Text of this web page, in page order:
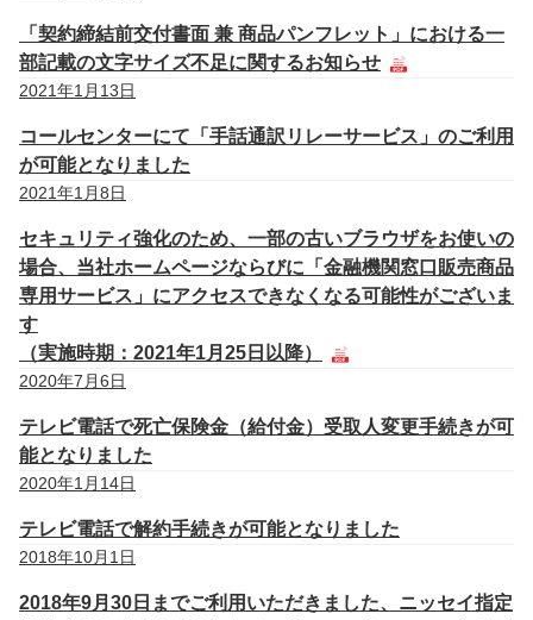
「契約締結前交付書面 兼 商品パンフレット」における一
部記載の文字サイズ不足に関するお知らせ
2021年1月13日
コールセンターにて「手話通訳リレーサービス」のご利用
が可能となりました
2021年1月8日
セキュリティ強化のため、一部の古いブラウザをお使いの
場合、当社ホームページならびに「金融機関窓口販売商品
専用サービス」にアクセスできなくなる可能性がございま
す
（実施時期：2021年1月25日以降）
2020年7月6日
テレビ電話で死亡保険金（給付金）受取人変更手続きが可
能となりました
2020年1月14日
テレビ電話で解約手続きが可能となりました
2018年10月1日
2018年9月30日までご利用いただきました、ニッセイ指定